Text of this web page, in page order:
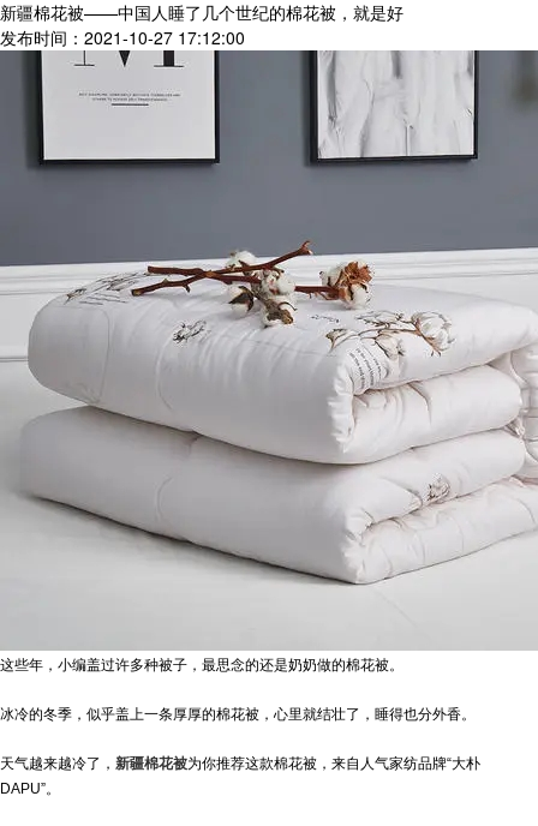
新疆棉花被——中国人睡了几个世纪的棉花被，就是好
发布时间：2021-10-27 17:12:00
这些年，小编盖过许多种被子，最思念的还是奶奶做的棉花被。
冰冷的冬季，似乎盖上一条厚厚的棉花被，心里就结壮了，睡得也分外香。
天气越来越冷了， 新疆棉花被为你推荐这款棉花被，来自人气家纺品牌“大朴
DAPU”。